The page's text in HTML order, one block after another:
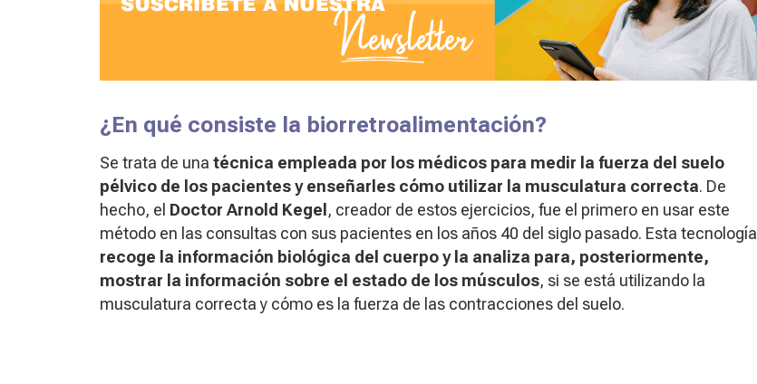
¿En qué consiste la biorretroalimentación?
Se trata de una técnica empleada por los médicos para medir la fuerza del suelo
pélvico de los pacientes y enseñarles cómo utilizar la musculatura correcta. De
hecho, el Doctor Arnold Kegel, creador de estos ejercicios, fue el primero en usar este
método en las consultas con sus pacientes en los años 40 del siglo pasado. Esta tecnología
recoge la información biológica del cuerpo y la analiza para, posteriormente,
mostrar la información sobre el estado de los músculos, si se está utilizando la
musculatura correcta y cómo es la fuerza de las contracciones del suelo.